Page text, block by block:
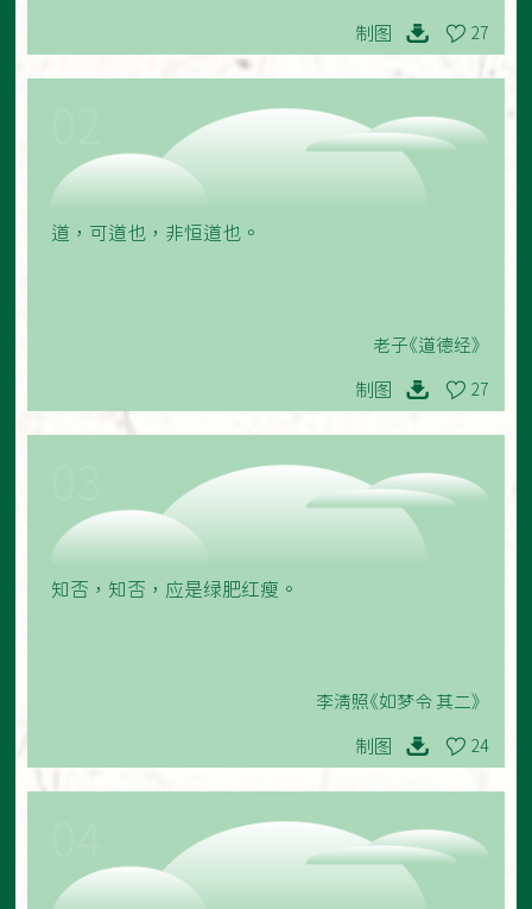
制图 27
道，可道也，非恒道也。
老子《道德经》
制图 27
知否，知否，应是绿肥红瘦。
李清照《如梦令 其二》
制图 24